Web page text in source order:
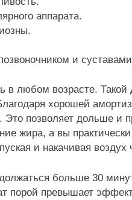
аппарата.
и
любом возрасте. Такой
хорошей
позволяет дольше и
жира, а вы
и накачивая воздух
больше 30
порой превышает